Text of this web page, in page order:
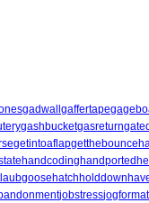
gadwall gaffertape
gashbucketgasreturn
getintoaflapgetthebounce
handcoding
hatchholddown
jobstress